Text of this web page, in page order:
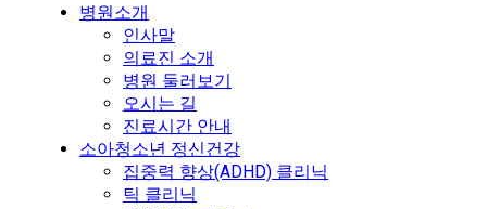
병원소개
인사말
의료진 소개
병원 둘러보기
오시는 길
진료시간 안내
소아청소년 정신건강
집중력 향상(ADHD) 클리닉
틱 클리닉